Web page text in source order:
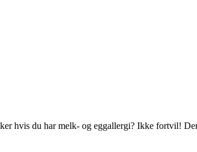
hvis du har melk- og eggallergi? Ikke fortvil!